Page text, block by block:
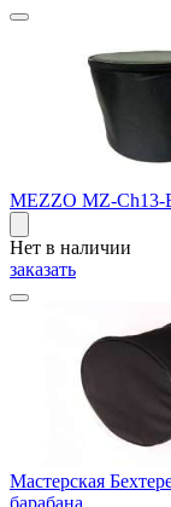
MEZZO MZ-Ch13-
Нет в наличии
заказать
Мастерская
барабана